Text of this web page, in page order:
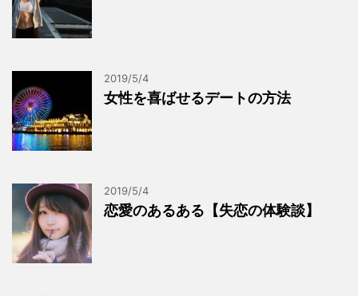
2019/5/4
女性を喜ばせるデートの方法
2019/5/4
恋愛のあるある【失恋の体験談】